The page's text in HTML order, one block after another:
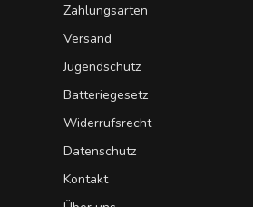
Zahlungsarten
Versand
Jugendschutz
Batteriegesetz
Widerrufsrecht
Datenschutz
Kontakt